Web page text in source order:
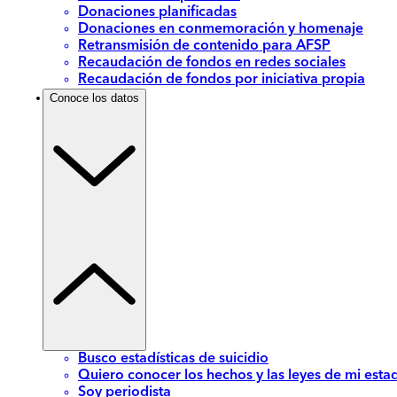
Donaciones planificadas
Donaciones en conmemoración y homenaje
Retransmisión de contenido para AFSP
Recaudación de fondos en redes sociales
Recaudación de fondos por iniciativa propia
Conoce los datos
Busco estadísticas de suicidio
Quiero conocer los hechos y las leyes de mi
Soy periodista